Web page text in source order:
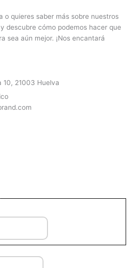
o quieres saber más sobre nuestros
descubre cómo podemos hacer que
sea aún mejor. ¡Nos encantará
10, 21003 Huelva
Nombre